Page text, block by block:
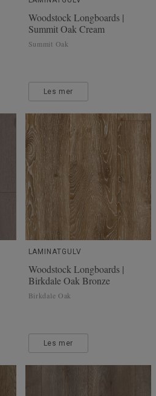
Woodstock Longboards |
Summit Oak Cream
Summit Oak
Les mer
LAMINATGULV
Woodstock Longboards |
Birkdale Oak Bronze
Birkdale Oak
Les mer